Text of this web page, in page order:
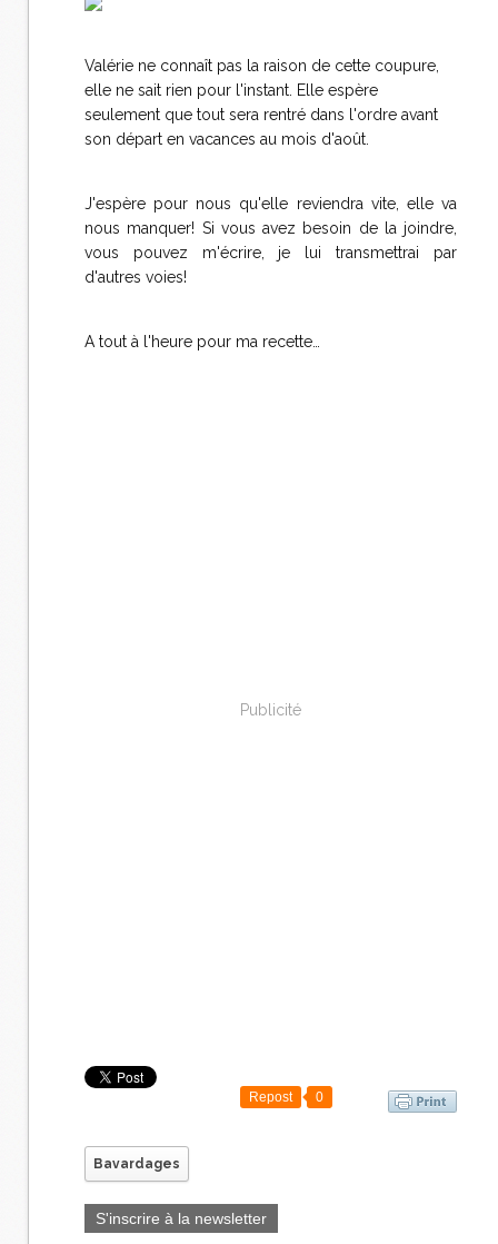
Valérie ne connaît pas la raison de cette coupure,
elle ne sait rien pour l'instant. Elle espère
seulement que tout sera rentré dans l'ordre avant
son départ en vacances au mois d'août.
J'espère pour nous qu'elle reviendra vite, elle va
nous manquer! Si vous avez besoin de la joindre,
vous pouvez m'écrire, je lui transmettrai par
d'autres voies!
A tout à l'heure pour ma recette…
Publicité
Repost 0
Bavardages
S'inscrire à la newsletter